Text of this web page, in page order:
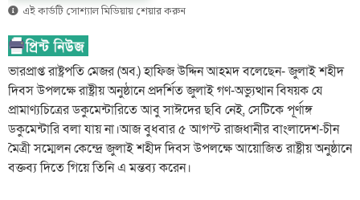
এই কার্ডটি সোশ্যাল মিডিয়ায় শেয়ার করুন
ভারপ্রাপ্ত রাষ্ট্রপতি মেজর (অব.) হাফিজ উদ্দিন আহমদ বলেছেন- জুলাই শহীদ
দিবস উপলক্ষে রাষ্ট্রীয় অনুষ্ঠানে প্রদর্শিত জুলাই গণ-অভ্যুত্থান বিষয়ক যে
প্রামাণ্যচিত্রের ডকুমেন্টারিতে আবু সাঈদের ছবি নেই, সেটিকে পূর্ণাঙ্গ
ডকুমেন্টারি বলা যায় না।আজ বুধবার ৫ আগস্ট রাজধানীর বাংলাদেশ-চীন
মৈত্রী সম্মেলন কেন্দ্রে জুলাই শহীদ দিবস উপলক্ষে আয়োজিত রাষ্ট্রীয় অনুষ্ঠানে
বক্তব্য দিতে গিয়ে তিনি এ মন্তব্য করেন।